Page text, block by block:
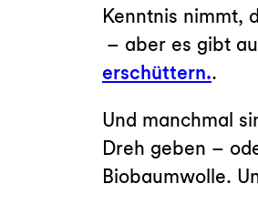
Kenntnis nimmt,
– aber es gibt
erschüttern..
Und manchmal
Dreh geben –
Biobaumwolle.